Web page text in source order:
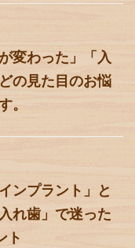
変わった」「入
の見た目のお悩
。
ンプラント」と
れ歯」で迷った
ト